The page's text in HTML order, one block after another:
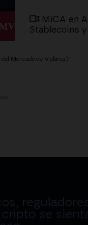
MiCA en
Stablecoins
Mercado de Valores)
se